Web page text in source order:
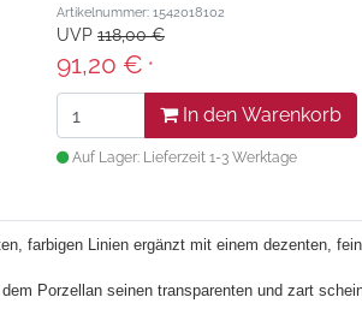
Artikelnummer: 1542018102
UVP 118,00 €
91,20 € *
In den Warenkorb
Auf Lager: Lieferzeit 1-3 Werktage
farbigen Linien ergänzt mit einem dezenten,
Porzellan seinen transparenten und zart